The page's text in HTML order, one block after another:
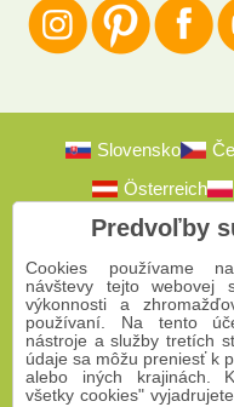
Slovensko
Österreich
2009-2026 ©
Predvoľby
Cookies používame
návštevy tejto webovej
výkonnosti a
používaní. Na tento
nástroje a služby tretích
údaje sa môžu preniesť k
alebo iných krajinách.
všetky cookies"